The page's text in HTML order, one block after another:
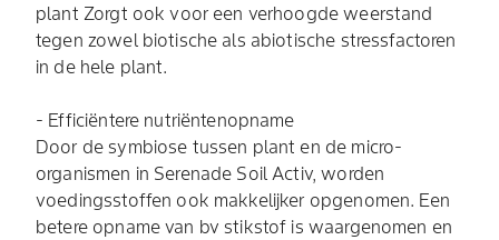
plant Zorgt ook voor een verhoogde weerstand
tegen zowel biotische als abiotische stressfactoren
in de hele plant.
- Efficiëntere nutriëntenopname
Door de symbiose tussen plant en de micro-
organismen in Serenade Soil Activ, worden
voedingsstoffen ook makkelijker opgenomen. Een
betere opname van bv stikstof is waargenomen en